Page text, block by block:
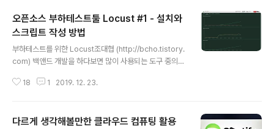
오픈소스 부하테스트툴 Locust #1 - 설치와
스크립트 작성 방법
부하테스트를 위한 Locust조대협 (http://bcho.tistory.
com) 백앤드 개발을 하다보면 많이 사용되는 도구 중의
Jmeter, nGrinder,SOAP UI 등의 도구가 있지만 다소
파이썬 스크립트로 작성을 하기 때문에 다양한 시나리오
18 1 2019. 12. 23.
다르게 생각해볼만한 클라우드 컴퓨팅 활용